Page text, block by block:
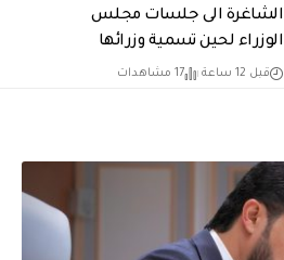
الشاغرة الى جلسات مجلس
الوزراء لحين تسمية وزرائها
قبل 12 ساعة 17 مشاهدات